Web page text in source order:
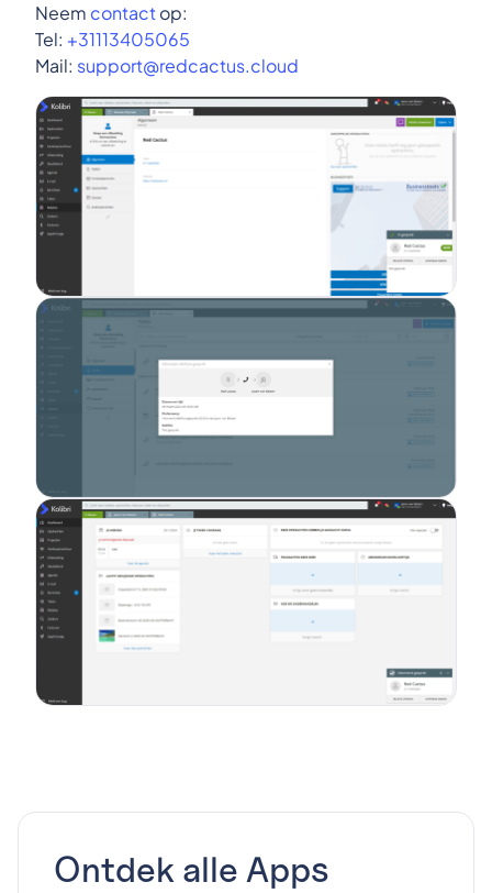
Neem contactop:
Tel: +31113405065
Mail: support@redcactus.cloud
Ontdek alle Apps